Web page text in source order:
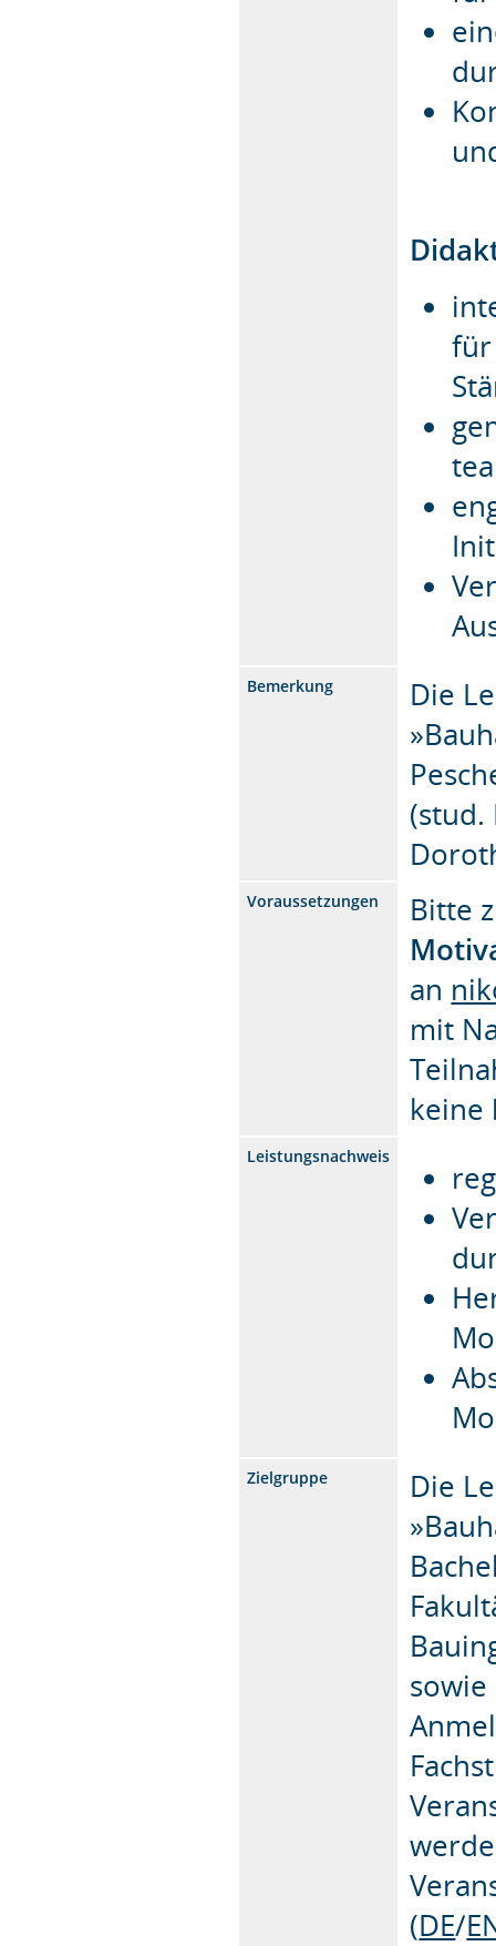
für
Bemerkung
Die
(stud.
Voraussetzungen
Bitte
an
mit
keine
Leistungsnachweis
Zielgruppe
Die
(DE/